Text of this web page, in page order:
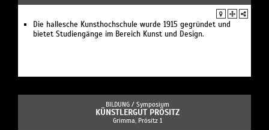
Die hallesche Kunsthochschule wurde 1915 gegründet und
bietet Studiengänge im Bereich Kunst und Design.
BILDUNG / Symposium
KÜNSTLERGUT PRÖSITZ
Grimma, Prösitz 1